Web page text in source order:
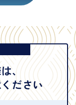
、
ださい